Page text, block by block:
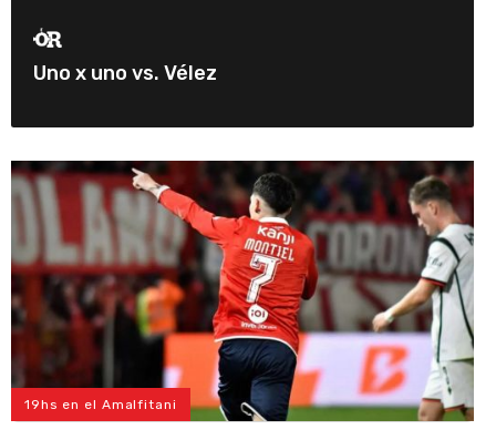
Uno x uno vs. Vélez
19hs en el Amalfitani